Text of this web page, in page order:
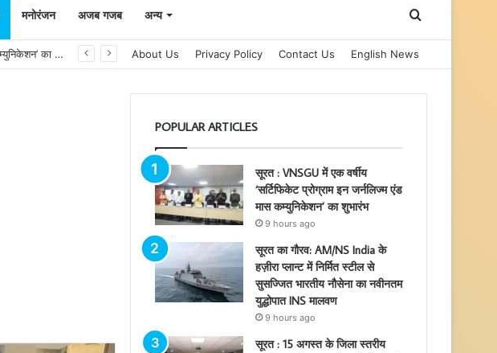
मनोरंजन अजब गजब अन्य Search
सूरत : VNSGU में एक वर्षीय ‘सर्टिफिकेट प्रोग्राम इन जर्नलिज्म एंड मास कम्युनिकेशन’ का शुभारंभ About Us Privacy Policy Contact Us English News
POPULAR ARTICLES
सूरत : VNSGU में एक वर्षीय
‘सर्टिफिकेट प्रोग्राम इन जर्नलिज्म एंड
मास कम्युनिकेशन’ का शुभारंभ
9 hours ago
सूरत का गौरव: AM/NS India के
हज़ीरा प्लान्ट में निर्मित स्टील से
सुसज्जित भारतीय नौसेना का नवीनतम
युद्धोपात INS मालवण
9 hours ago
सूरत : 15 अगस्त के जिला स्तरीय